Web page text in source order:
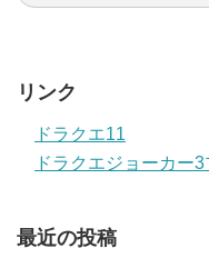
リンク
ドラクエ11
ドラクエジョーカー
最近の投稿